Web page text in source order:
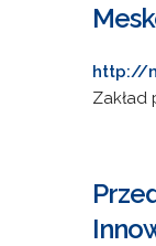
http://
Zakład